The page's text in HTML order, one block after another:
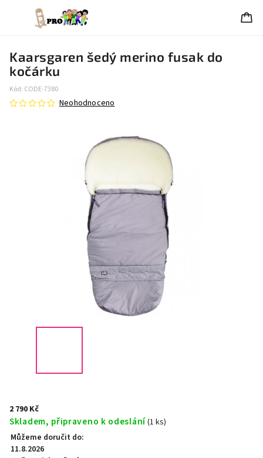
Kaarsgaren šedý merino fusak do
kočárku
Kód: CODE-7380
Neohodnoceno
2 790 Kč
Skladem, připraveno k odeslání(1 ks)
Můžeme doručit do:
11.8.2026